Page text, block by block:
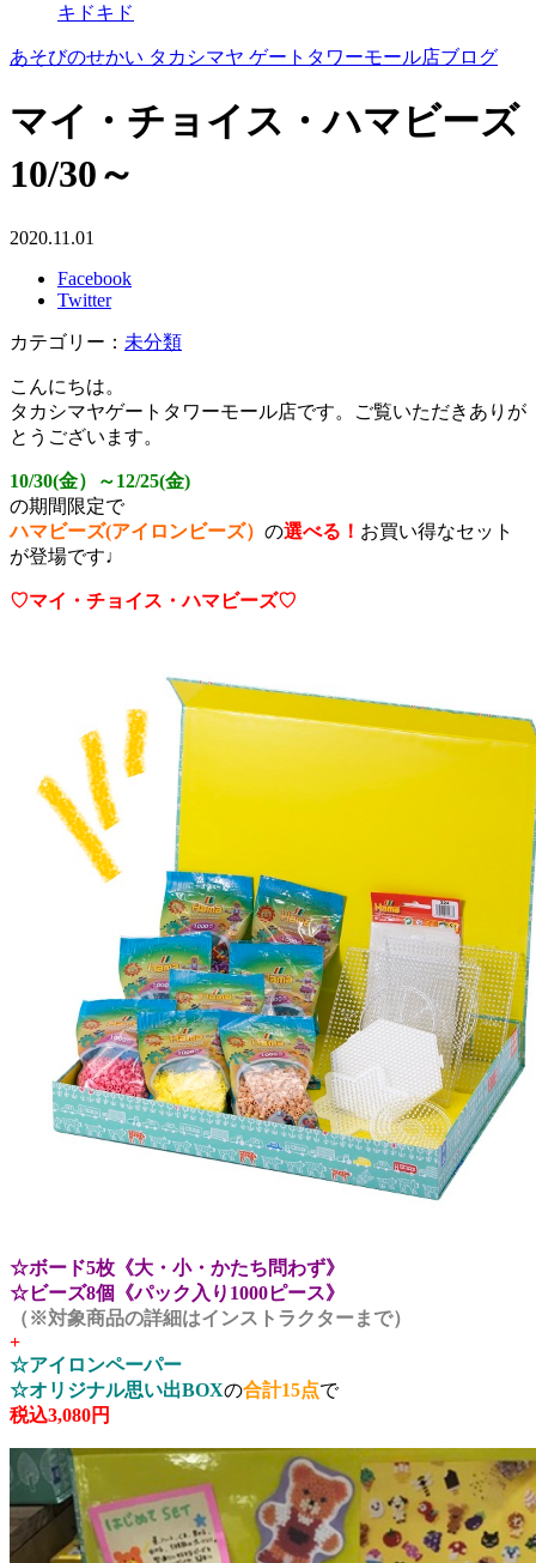
キドキド
あそびのせかい タカシマヤ ゲートタワーモール店ブログ
マイ・チョイス・ハマビーズ
10/30～
2020.11.01
Facebook
Twitter
カテゴリー： 未分類
こんにちは。
タカシマヤゲートタワーモール店です。ご覧いただきありが
とうございます。
10/30(金）～12/25(金)
の期間限定で
ハマビーズ(アイロンビーズ） の選べる！ お買い得なセット
が登場です♩
♡マイ・チョイス・ハマビーズ♡
☆ボード5枚《大・小・かたち問わず》
☆ビーズ8個《パック入り1000ピース》
（※対象商品の詳細はインストラクターまで）
+
☆アイロンペーパー
☆オリジナル思い出BOXの合計15点で
税込3,080円